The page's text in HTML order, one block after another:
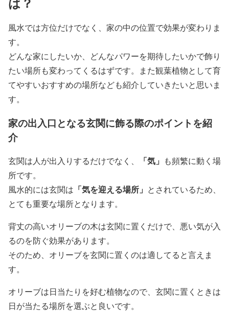
風水では方位だけでなく、家の中の位置で効果が変わりま
す。
どんな家にしたいか、どんなパワーを期待したいかで飾り
たい場所も変わってくるはずです。また観葉植物として育
てやすいおすすめの場所なども紹介していきたいと思いま
す。
家の出入口となる玄関に飾る際のポイントを紹
介
玄関は人が出入りするだけでなく、 「気」 も頻繁に動く場
所です。
風水的には玄関は 「気を迎える場所」 とされているため、
とても重要な場所となります。
背丈の高いオリーブの木は玄関に置くだけで、悪い気が入
るのを防ぐ効果があります。
そのため、オリーブを玄関に置くのは適してると言えま
す。
オリーブは日当たりを好む植物なので、玄関に置くときは
日が当たる場所を選ぶと良いです。